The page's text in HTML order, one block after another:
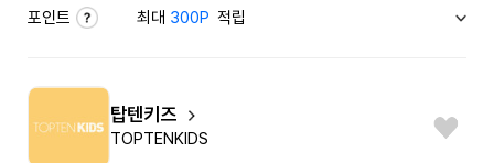
포인트 최대 300P 적립
탑텐키즈
TOPTENKIDS